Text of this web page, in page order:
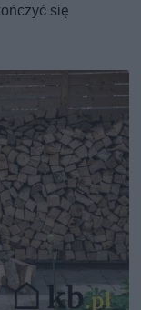
się